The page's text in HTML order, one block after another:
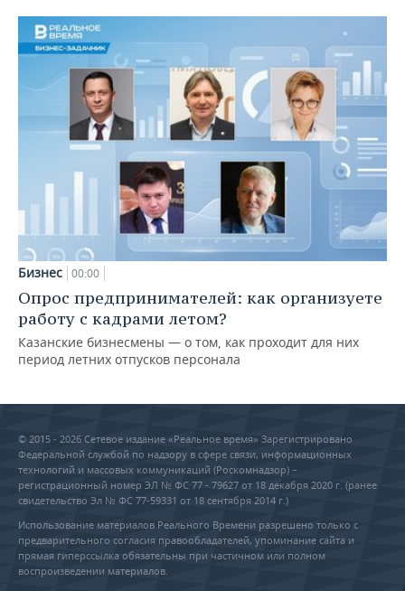
Бизнес 00:00
Опрос предпринимателей: как организуете
работу с кадрами летом?
Казанские бизнесмены — о том, как проходит для них
период летних отпусков персонала
© 2015 - 2026 Сетевое издание «Реальное время» Зарегистрировано
Федеральной службой по надзору в сфере связи, информационных
технологий и массовых коммуникаций (Роскомнадзор) –
регистрационный номер ЭЛ № ФС 77 - 79627 от 18 декабря 2020 г. (ранее
свидетельство Эл № ФС 77-59331 от 18 сентября 2014 г.)
Использование материалов Реального Времени разрешено только с
предварительного согласия правообладателей, упоминание сайта и
прямая гиперссылка обязательны при частичном или полном
воспроизведении материалов.